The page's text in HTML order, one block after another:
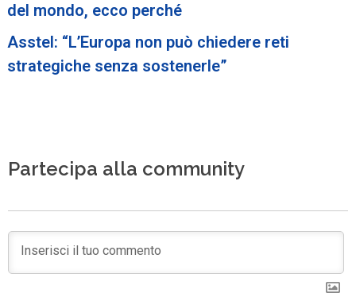
del mondo, ecco perché
Asstel: “L’Europa non può chiedere reti
strategiche senza sostenerle”
Partecipa alla community